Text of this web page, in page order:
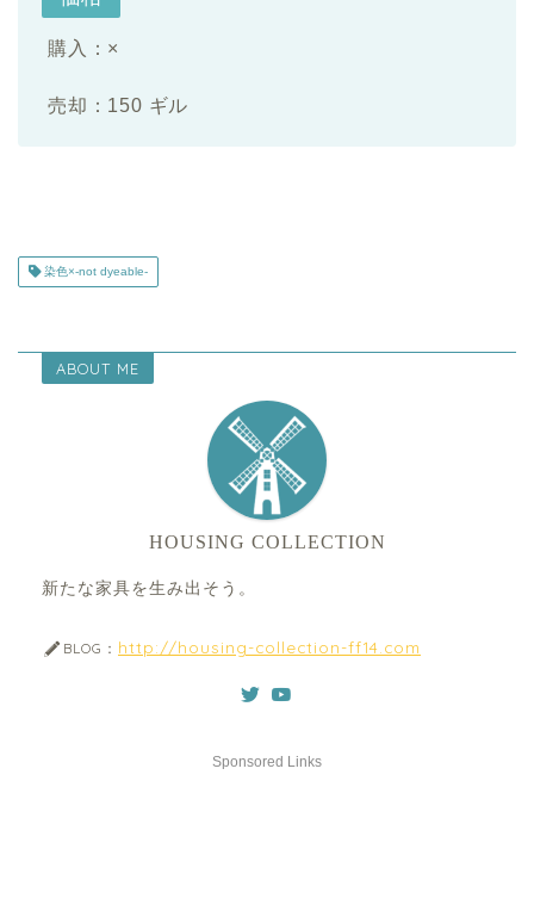
購入：×
売却：150 ギル
染色×-not dyeable-
ABOUT ME
HOUSING COLLECTION
新たな家具を生み出そう。
BLOG： http://housing-collection-ff14.com
Sponsored Links